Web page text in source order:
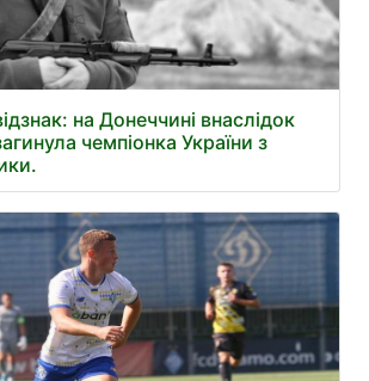
на Донеччині внаслідок
чемпіонка України з